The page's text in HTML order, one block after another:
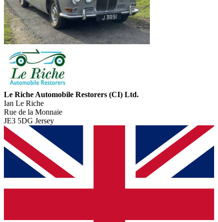
Le Riche Automobile Restorers (CI) Ltd.
Ian Le Riche
Rue de la Monnaie
JE3 5DG Jersey